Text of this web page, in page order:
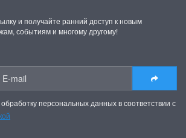
и получайте ранний доступ к новым
событиям и многому другому!
персональных данных в соответствии с